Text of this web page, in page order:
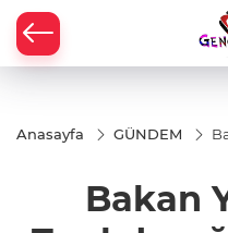
Anasayfa GÜNDEM
Bakan